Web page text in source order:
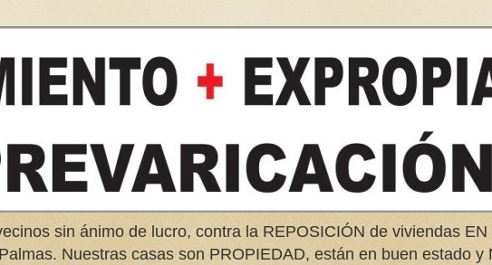
sin ánimo de lucro, contra la REPOSICIÓN de viviendas
Nuestras casas son PROPIEDAD, están en buen estado y